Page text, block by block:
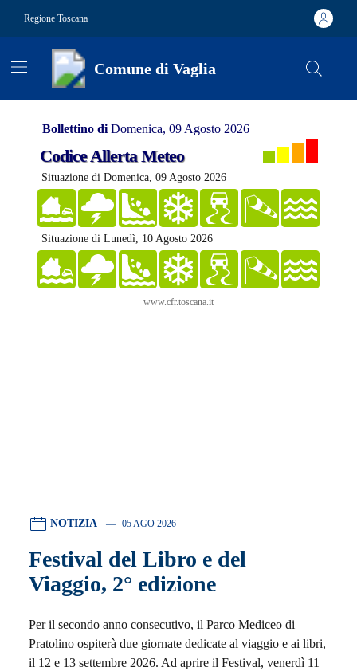
Regione Toscana
Comune di Vaglia
Bollettino di Domenica, 09 Agosto 2026
Codice Allerta Meteo
Situazione di Domenica, 09 Agosto 2026
Situazione di Lunedì, 10 Agosto 2026
www.cfr.toscana.it
NOTIZIA 05 AGO 2026
Festival del Libro e del
Viaggio, 2° edizione
Per il secondo anno consecutivo, il Parco Mediceo di
Pratolino ospiterà due giornate dedicate al viaggio e ai libri,
il 12 e 13 settembre 2026. Ad aprire il Festival, venerdì 11